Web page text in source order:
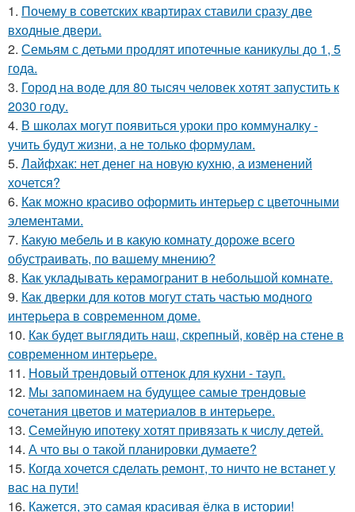
1. Почему в советских квартирах ставили сразу две
входные двери.
2. Семьям с детьми продлят ипотечные каникулы до 1, 5
года.
3. Город на воде для 80 тысяч человек хотят запустить к
2030 году.
4. В школах могут появиться уроки про коммуналку -
учить будут жизни, а не только формулам.
5. Лайфхак: нет денег на новую кухню, а изменений
хочется?
6. Как можно красиво оформить интерьер с цветочными
элементами.
7. Какую мебель и в какую комнату дороже всего
обустраивать, по вашему мнению?
8. Как укладывать керамогранит в небольшой комнате.
9. Как дверки для котов могут стать частью модного
интерьера в современном доме.
10. Как будет выглядить наш, скрепный, ковёр на стене в
современном интерьере.
11. Новый трендовый оттенок для кухни - тауп.
12. Мы запоминаем на будущее самые трендовые
сочетания цветов и материалов в интерьере.
13. Семейную ипотеку хотят привязать к числу детей.
14. А что вы о такой планировки думаете?
15. Когда хочется сделать ремонт, то ничто не встанет у
вас на пути!
16. Кажется, это самая красивая ёлка в истории!